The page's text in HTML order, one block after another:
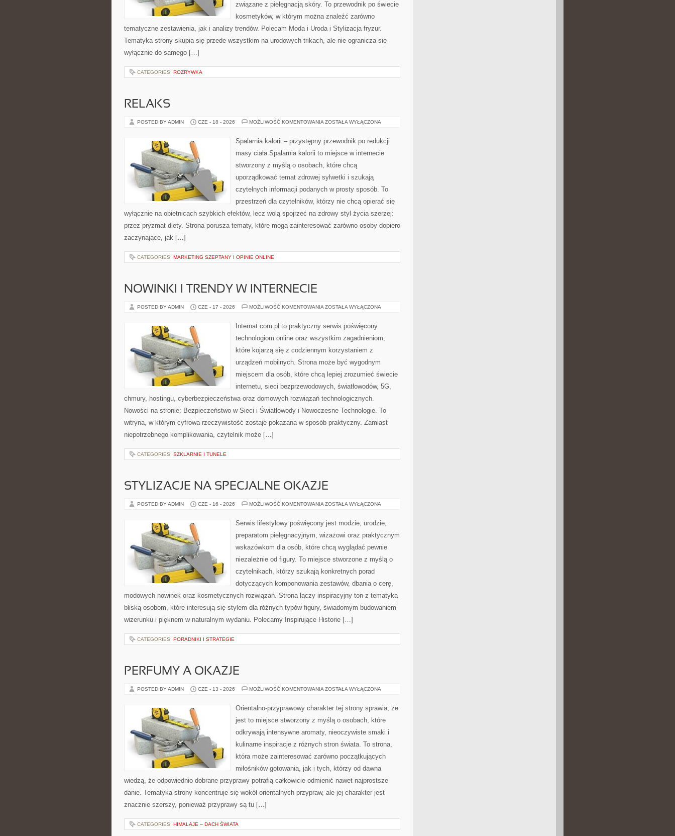
związane z pielęgnacją skóry. To przewodnik po świecie
kosmetyków, w którym można znaleźć zarówno
tematyczne zestawienia, jak i analizy trendów. Polecam Moda i Uroda i Stylizacja fryzur.
Tematyka strony skupia się przede wszystkim na urodowych trikach, ale nie ogranicza się
wyłącznie do samego […]
CATEGORIES: ROZRYWKA
RELAKS
POSTED BY ADMIN CZE - 18 - 2026 MOŻLIWOŚĆ KOMENTOWANIA RELAKS
ZOSTAŁA WYŁĄCZONA
Spalarnia kalorii – przystępny przewodnik po redukcji
masy ciała Spalarnia kalorii to miejsce w internecie
stworzony z myślą o osobach, które chcą
uporządkować temat zdrowej sylwetki i szukają
czytelnych informacji podanych w prosty sposób. To
przestrzeń dla czytelników, którzy nie chcą opierać się
wyłącznie na obietnicach szybkich efektów, lecz wolą spojrzeć na zdrowy styl życia szerzej:
przez pryzmat diety. Strona porusza tematy, które mogą zainteresować zarówno osoby dopiero
zaczynające, jak […]
CATEGORIES: MARKETING SZEPTANY I OPINIE ONLINE
NOWINKI I TRENDY W INTERNECIE
POSTED BY ADMIN CZE - 17 - 2026 MOŻLIWOŚĆ KOMENTOWANIA NOWINKI
INTERNECIE
ZOSTAŁA WYŁĄCZONA
Internat.com.pl to praktyczny serwis poświęcony
technologiom online oraz wszystkim zagadnieniom,
które kojarzą się z codziennym korzystaniem z
urządzeń mobilnych. Strona może być wygodnym
miejscem dla osób, które chcą lepiej zrozumieć świecie
internetu, sieci bezprzewodowych, światłowodów, 5G,
chmury, hostingu, cyberbezpieczeństwa oraz domowych rozwiązań technologicznych.
Nowości na stronie: Bezpieczeństwo w Sieci i Światłowody i Nowoczesne Technologie. To
witryna, w którym cyfrowa rzeczywistość zostaje pokazana w sposób praktyczny. Zamiast
niepotrzebnego komplikowania, czytelnik może […]
CATEGORIES: SZKLARNIE I TUNELE
STYLIZACJE NA SPECJALNE OKAZJE
POSTED BY ADMIN CZE - 16 - 2026 MOŻLIWOŚĆ KOMENTOWANIA STYLIZACJE
OKAZJE
ZOSTAŁA WYŁĄCZONA
Serwis lifestylowy poświęcony jest modzie, urodzie,
preparatom pielęgnacyjnym, wizażowi oraz praktycznym
wskazówkom dla osób, które chcą wyglądać pewnie
niezależnie od figury. To miejsce stworzone z myślą o
czytelnikach, którzy szukają konkretnych porad
dotyczących komponowania zestawów, dbania o cerę,
modowych nowinek oraz kosmetycznych rozwiązań. Strona łączy inspiracyjny ton z tematyką
bliską osobom, które interesują się stylem dla różnych typów figury, świadomym budowaniem
wizerunku i pięknem w naturalnym wydaniu. Polecamy Inspirujące Historie […]
CATEGORIES: PORADNIKI I STRATEGIE
PERFUMY A OKAZJE
POSTED BY ADMIN CZE - 13 - 2026 MOŻLIWOŚĆ KOMENTOWANIA PERFUMY
ZOSTAŁA WYŁĄCZONA
Orientalno-przyprawowy charakter tej strony sprawia, że
jest to miejsce stworzony z myślą o osobach, które
odkrywają intensywne aromaty, nieoczywiste smaki i
kulinarne inspiracje z różnych stron świata. To strona,
która może zainteresować zarówno początkujących
miłośników gotowania, jak i tych, którzy od dawna
wiedzą, że odpowiednio dobrane przyprawy potrafią całkowicie odmienić nawet najprostsze
danie. Tematyka strony koncentruje się wokół orientalnych przypraw, ale jej charakter jest
znacznie szerszy, ponieważ przyprawy są tu […]
CATEGORIES: HIMALAJE – DACH ŚWIATA